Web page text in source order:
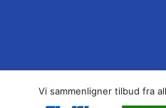
Vi sammenligner tilbud fra